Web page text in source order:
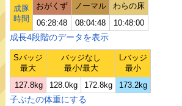
成豚
時間
おがくず ノーマル
わらの床
06:28:48
08:04:48 10:48:00
成長4段階のデータを表示
Sバッジ
最大
バッジなし
最小/最大
Lバッジ
最小
127.8kg
128.0kg 172.8kg 173.2kg
子ぶたの体重にする